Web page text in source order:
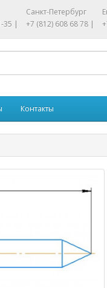
35 |
Санкт-Петербург
+7 (812) 608 68 78 |
Контакты